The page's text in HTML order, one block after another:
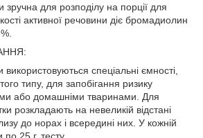
для розподілу на порції для
активної речовини діє бромадиолин
спеціальні ємності,
типу, для запобігання ризику
або домашніми тваринами. Для
розкладають на невеликій відстані
до норах і всередині них. У кожній
25 г. тесту.